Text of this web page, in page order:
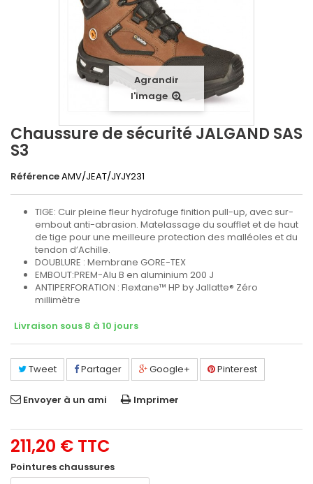
Agrandir
l'image
Chaussure de sécurité JALGAND SAS
S3
RéférenceAMV/JEAT/JYJY231
TIGE: Cuir pleine fleur hydrofuge finition pull-up, avec sur-
embout anti-abrasion. Matelassage du soufflet et de haut
de tige pour une meilleure protection des malléoles et du
tendon d’Achille.
DOUBLURE : Membrane GORE-TEX
EMBOUT:PREM-Alu B en aluminium 200 J
ANTIPERFORATION : Flextane™ HP by Jallatte® Zéro
millimètre
Livraison sous 8 à 10 jours
Tweet Partager Google+ Pinterest
Envoyer à un ami Imprimer
211,20 € TTC
Pointures chaussures